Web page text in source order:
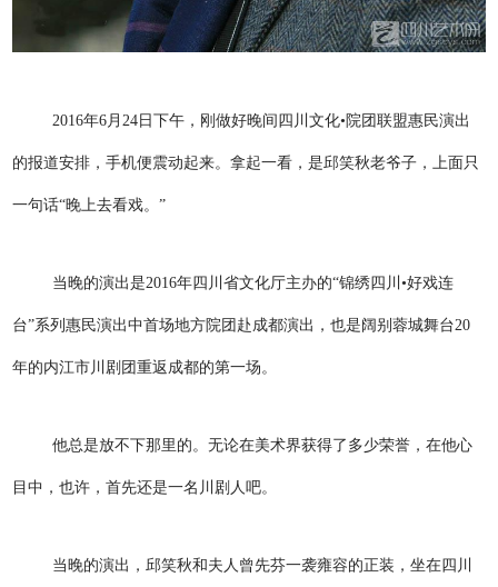
2016年6月24日下午，刚做好晚间四川文化•院团联盟惠民演出
的报道安排，手机便震动起来。拿起一看，是邱笑秋老爷子，上面只
一句话“晚上去看戏。”
当晚的演出是2016年四川省文化厅主办的“锦绣四川•好戏连
台”系列惠民演出中首场地方院团赴成都演出，也是阔别蓉城舞台20
年的内江市川剧团重返成都的第一场。
他总是放不下那里的。无论在美术界获得了多少荣誉，在他心
目中，也许，首先还是一名川剧人吧。
当晚的演出，邱笑秋和夫人曾先芬一袭雍容的正装，坐在四川